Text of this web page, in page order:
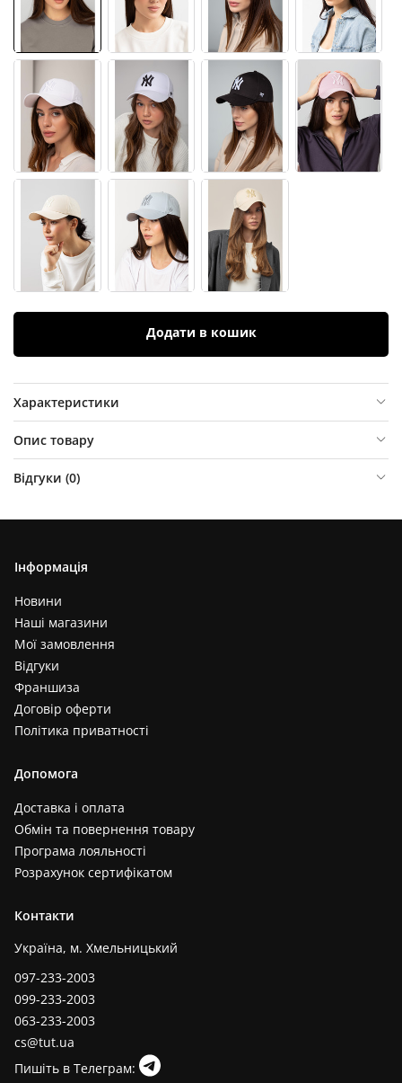
Додати в кошик
Характеристики
Опис товару
Відгуки (0)
Інформація
Новини
Наші магазини
Мої замовлення
Відгуки
Франшиза
Договір оферти
Політика приватності
Допомога
Доставка і оплата
Обмін та повернення товару
Програма лояльності
Розрахунок сертифікатом
Контакти
Україна, м. Хмельницький
097-233-2003
099-233-2003
063-233-2003
cs@tut.ua
Пишіть в Телеграм: